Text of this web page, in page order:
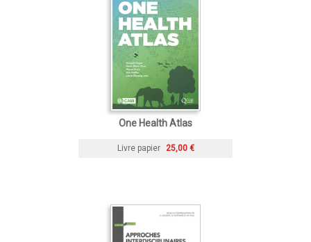
One Health Atlas
Livre papier 25,00 €